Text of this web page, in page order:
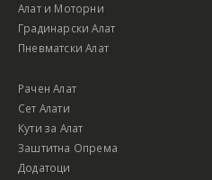
Алат и Моторни
Градинарски Алат
Пневматски Алат
Рачен Алат
Сет Алати
Кути за Алат
Заштитна Опрема
Додатоци